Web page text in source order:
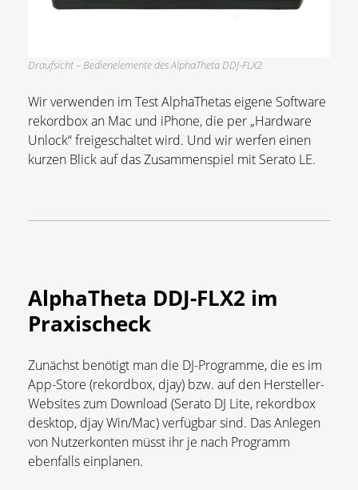
Draufsicht – Bedienelemente des AlphaTheta DDJ-FLX2
Wir verwenden im Test AlphaThetas eigene Software
rekordbox an Mac und iPhone, die per „Hardware
Unlock“ freigeschaltet wird. Und wir werfen einen
kurzen Blick auf das Zusammenspiel mit Serato LE.
AlphaTheta DDJ-FLX2 im
Praxischeck
Zunächst benötigt man die DJ-Programme, die es im
App-Store (rekordbox, djay) bzw. auf den Hersteller-
Websites zum Download (Serato DJ Lite, rekordbox
desktop, djay Win/Mac) verfügbar sind. Das Anlegen
von Nutzerkonten müsst ihr je nach Programm
ebenfalls einplanen.